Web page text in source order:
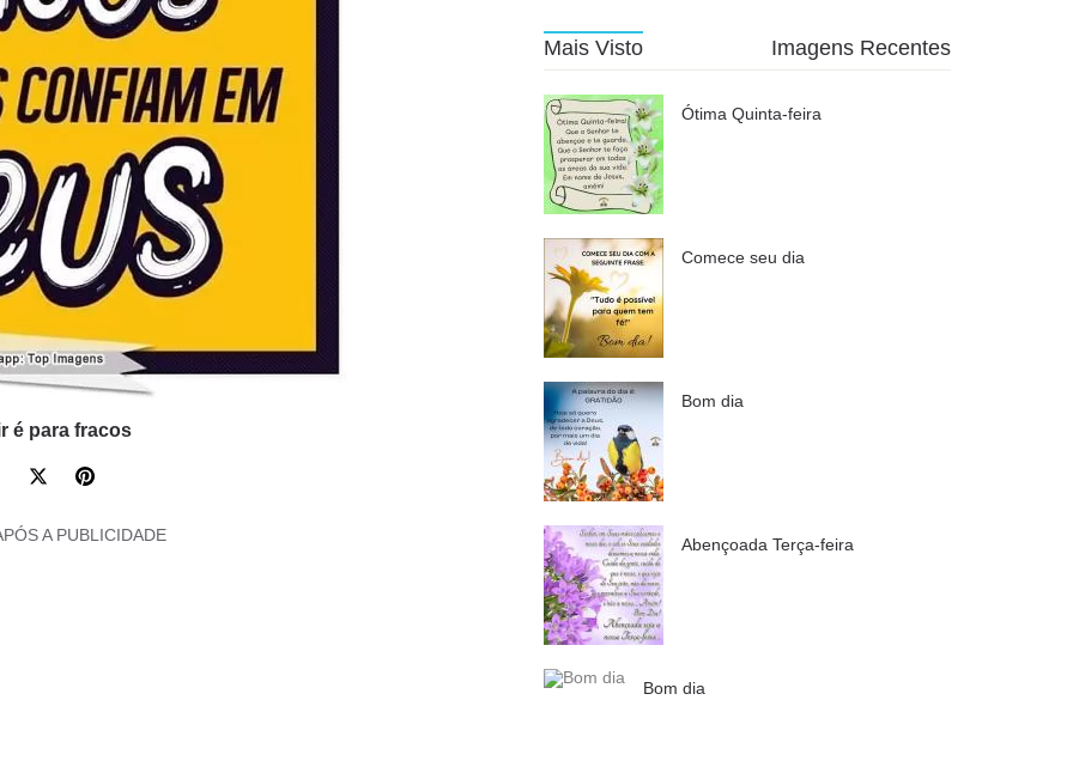
é para fracos
A PUBLICIDADE
Mais Visto Imagens Recentes
Ótima Quinta-feira
Comece seu dia
Bom dia
Abençoada Terça-feira
Bom dia